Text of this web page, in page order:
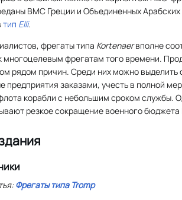
ВМС Греции и Объединенных
тип Elli.
фрегаты типа Kortenaerвполне
фрегатам того времени.
рядом причин. Среди них можно выделить
предприятия заказами, учесть в полной
корабли с небольшим сроком службы.
резкое сокращение военного
Фрегаты типа Tromp